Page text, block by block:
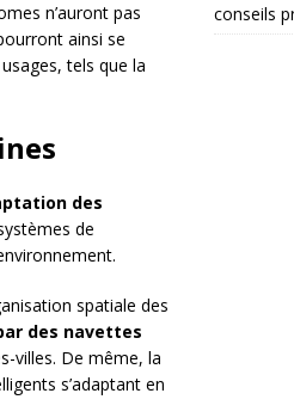
n’auront pas
ainsi se
tels que la
des
de
spatiale des
des navettes
villes. De même, la
s’adaptant en
conseils